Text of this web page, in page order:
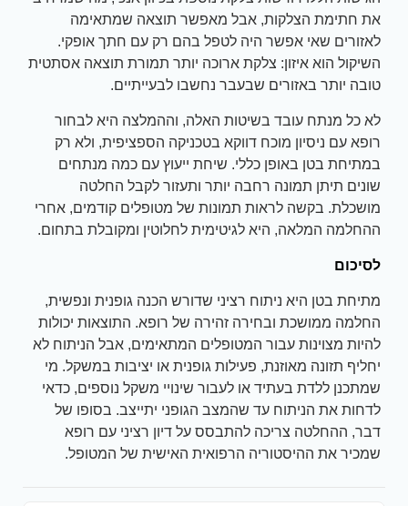
את חתימת הצלקות, אבל מאפשר תוצאה שמתאימה
לאזורים שאי אפשר היה לטפל בהם רק עם חתך אופקי.
השיקול הוא איזון: צלקת ארוכה יותר תמורת תוצאה אסתטית
טובה יותר באזורים שבעבר נחשבו לבעייתיים.
לא כל מנתח עובד בשיטות האלה, וההמלצה היא לבחור
רופא עם ניסיון מוכח דווקא בטכניקה הספציפית, ולא רק
במתיחת בטן באופן כללי. שיחת ייעוץ עם כמה מנתחים
שונים תיתן תמונה רחבה יותר ותעזור לקבל החלטה
מושכלת. בקשה לראות תמונות של מטופלים קודמים, אחרי
ההחלמה המלאה, היא לגיטימית לחלוטין ומקובלת בתחום.
לסיכום
מתיחת בטן היא ניתוח רציני שדורש הכנה גופנית ונפשית,
החלמה ממושכת ובחירה זהירה של רופא. התוצאות יכולות
להיות מצוינות עבור המטופלים המתאימים, אבל הניתוח לא
יחליף תזונה מאוזנת, פעילות גופנית או יציבות במשקל. מי
שמתכנן ללדת בעתיד או לעבור שינויי משקל נוספים, כדאי
לדחות את הניתוח עד שהמצב הגופני יתייצב. בסופו של
דבר, ההחלטה צריכה להתבסס על דיון רציני עם רופא
שמכיר את ההיסטוריה הרפואית האישית של המטופל.